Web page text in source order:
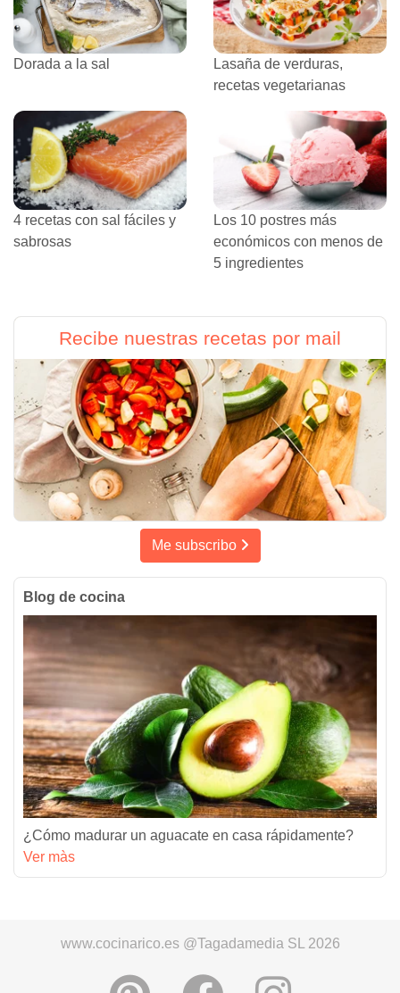
Dorada a la sal
Lasaña de verduras,
recetas vegetarianas
4 recetas con sal fáciles y
sabrosas
Los 10 postres más
económicos con menos de
5 ingredientes
Recibe nuestras recetas por mail
Me subscribo
Blog de cocina
¿Cómo madurar un aguacate en casa rápidamente?
Ver màs
www.cocinarico.es @Tagadamedia SL 2026